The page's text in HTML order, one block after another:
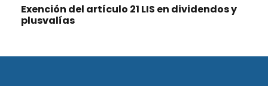
Exención del artículo 21 LIS en dividendos y
plusvalías